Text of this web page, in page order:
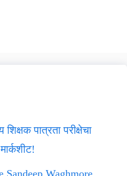
पात्रता परीक्षेचा
Sandeep Waghmore